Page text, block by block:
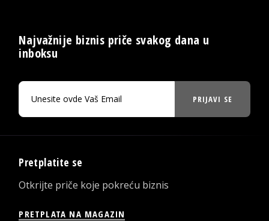
Najvažnije biznis priče svakog dana u
inboksu
PRIJAVI SE
Pretplatite se
Otkrijte priče koje pokreću biznis
PRETPLATA NA MAGAZIN